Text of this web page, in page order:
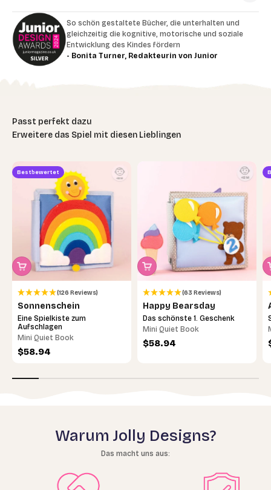
So schön gestaltete Bücher, die unterhalten und
gleichzeitig die kognitive, motorische und soziale
Entwicklung des Kindes fördern
- Bonita Turner, Redakteurin von Junior
Erweitere das Spiel mit diesen Lieblingen
Bestbewertet
(126 Reviews)
Sonnenschein
Eine Spielkiste zum
Aufschlagen
Mini Quiet Book
Angebot
$58.94
(63 Reviews)
Happy Bearsday
Das schönste 1. Geschenk
Mini Quiet Book
Angebot
$58.94
Warum Jolly Designs?
Das macht uns aus: